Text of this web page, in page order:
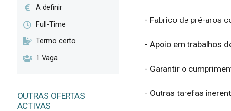
A definir
Full-Time
Termo certo
1 Vaga
OUTRAS OFERTAS
ACTIVAS
- Fabrico de pré-aros
- Apoio em trabalhos
- Garantir o
- Outras tarefas